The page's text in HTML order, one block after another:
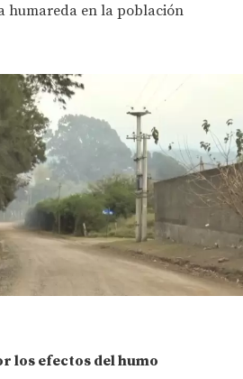
humareda en la población
los efectos del humo